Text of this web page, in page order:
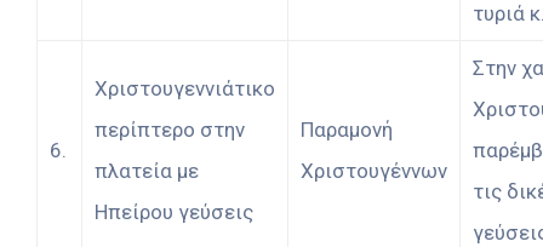
τυριά
6.
Χριστουγεννιάτικο
περίπτερο στην
πλατεία με
Ηπείρου γεύσεις
Παραμονή
Χριστουγέννων
Στην
τις